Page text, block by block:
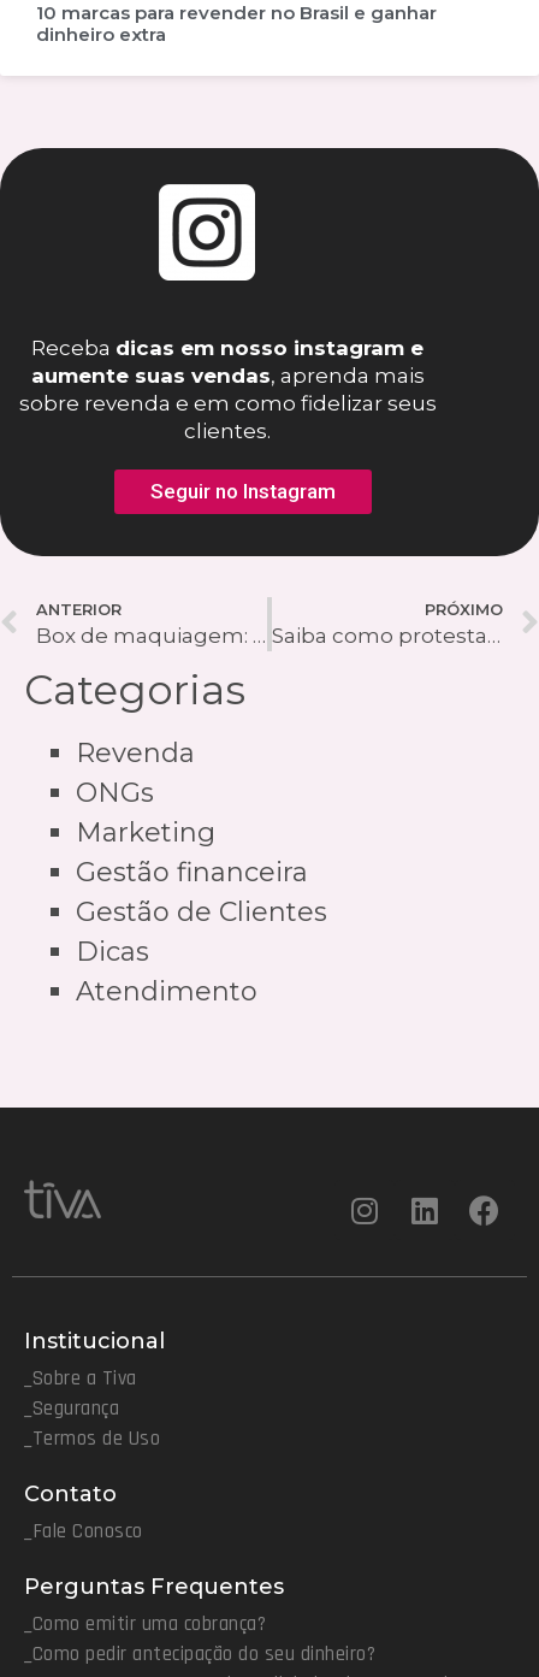
10 marcas para revender no Brasil e ganhar
dinheiro extra
Receba dicas em nosso instagram e
aumente suas vendas, aprenda mais
sobre revenda e em como fidelizar seus
clientes.
Seguir no Instagram
ANTERIOR
Box de maquiagem: conheça as 6 melhores opções para assinar
PRÓXIMO
Saiba como protestar boleto de pagamento até cinco dias corridos após o vencimento
Categorias
Revenda
ONGs
Marketing
Gestão financeira
Gestão de Clientes
Dicas
Atendimento
Institucional
_Sobre a Tiva
_Segurança
_Termos de Uso
Contato
_Fale Conosco
Perguntas Frequentes
_Como emitir uma cobrança?
_Como pedir antecipação do seu dinheiro?